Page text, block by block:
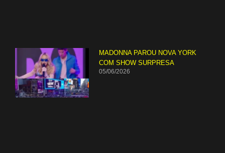
MADONNA PAROU NOVA YORK
COM SHOW SURPRESA
05/06/2026